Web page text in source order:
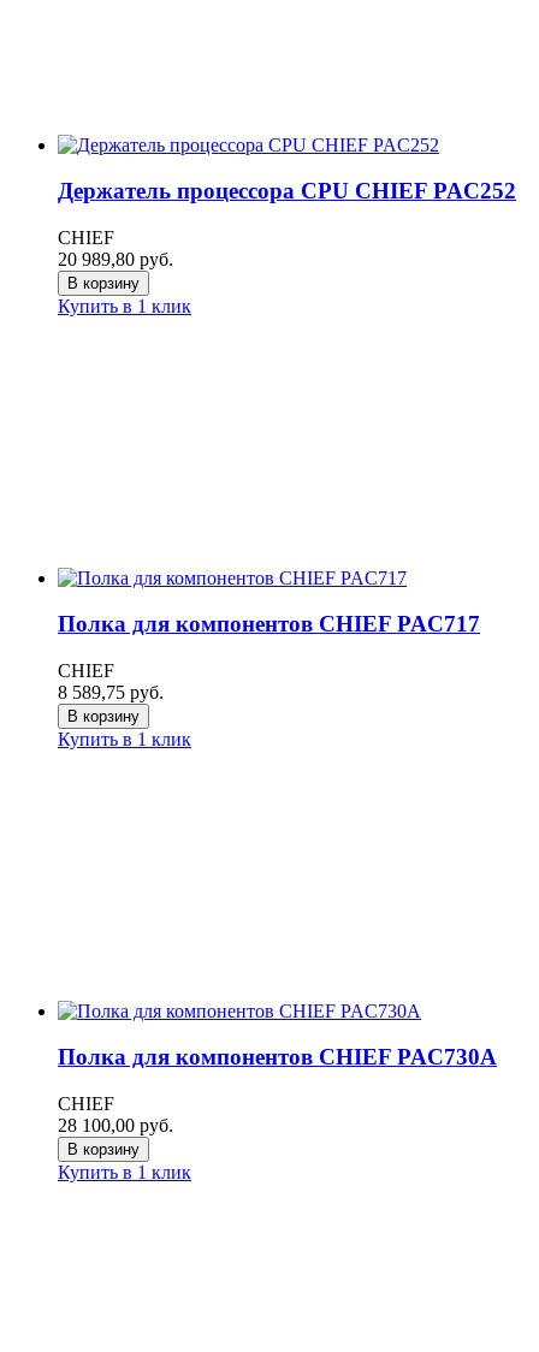
Держатель процессора CPU CHIEF PAC252
CHIEF
20 989,80 руб.
В корзину
Купить в 1 клик
Полка для компонентов CHIEF PAC717
CHIEF
8 589,75 руб.
В корзину
Купить в 1 клик
Полка для компонентов CHIEF PAC730A
CHIEF
28 100,00 руб.
В корзину
Купить в 1 клик